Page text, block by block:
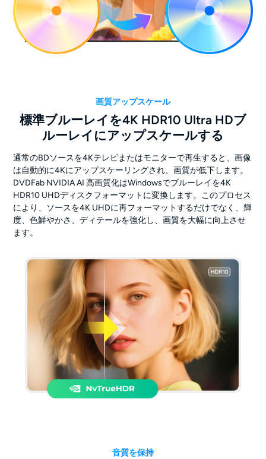
画質アップスケール
標準ブルーレイを4K HDR10 Ultra HDブ
ルーレイにアップスケールする
通常のBDソースを4Kテレビまたはモニターで再生すると、画像
は自動的に4Kにアップスケーリングされ、画質が低下します。
DVDFab NVIDIA AI 高画質化はWindowsでブルーレイを4K
HDR10 UHDディスクフォーマットに変換します。このプロセス
により、ソースを4K UHDに再フォーマットするだけでなく、輝
度、色鮮やかさ、ディテールを強化し、画質を大幅に向上させ
ます。
音質を保持